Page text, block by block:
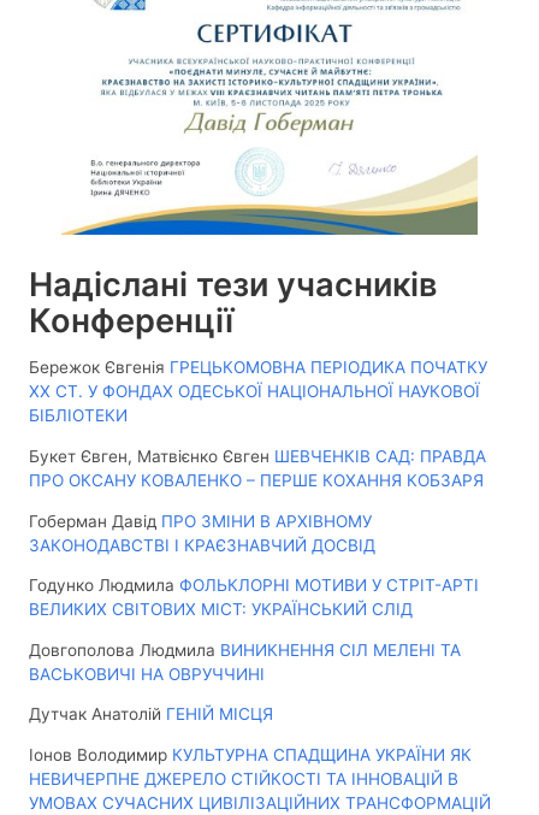
Надіслані тези учасників
Конференції
Бережок Євгенія ГРЕЦЬКОМОВНА ПЕРІОДИКА ПОЧАТКУ
ХХ СТ. У ФОНДАХ ОДЕСЬКОЇ НАЦІОНАЛЬНОЇ НАУКОВОЇ
БІБЛІОТЕКИ
Букет Євген, Матвієнко Євген ШЕВЧЕНКІВ САД: ПРАВДА
ПРО ОКСАНУ КОВАЛЕНКО – ПЕРШЕ КОХАННЯ КОБЗАРЯ
Гоберман Давід ПРО ЗМІНИ В АРХІВНОМУ
ЗАКОНОДАВСТВІ І КРАЄЗНАВЧИЙ ДОСВІД
Годунко Людмила ФОЛЬКЛОРНІ МОТИВИ У СТРІТ-АРТІ
ВЕЛИКИХ СВІТОВИХ МІСТ: УКРАЇНСЬКИЙ СЛІД
Довгополова Людмила ВИНИКНЕННЯ СІЛ МЕЛЕНІ ТА
ВАСЬКОВИЧІ НА ОВРУЧЧИНІ
Дутчак Анатолій ГЕНІЙ МІСЦЯ
Іонов Володимир КУЛЬТУРНА СПАДЩИНА УКРАЇНИ ЯК
НЕВИЧЕРПНЕ ДЖЕРЕЛО СТІЙКОСТІ ТА ІННОВАЦІЙ В
УМОВАХ СУЧАСНИХ ЦИВІЛІЗАЦІЙНИХ ТРАНСФОРМАЦІЙ